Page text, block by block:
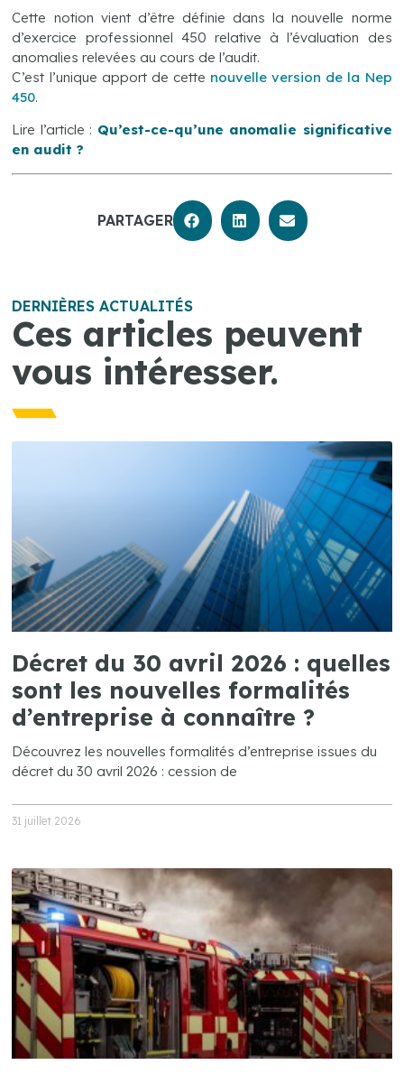
Cette notion vient d’être définie dans la nouvelle norme
d’exercice professionnel 450 relative à l’évaluation des
anomalies relevées au cours de l’audit.
C’est l’unique apport de cette nouvelle version de la Nep
450.
Lire l’article : Qu’est-ce-qu’une anomalie significative
en audit ?
PARTAGER
DERNIÈRES ACTUALITÉS
Ces articles peuvent
vous intéresser.
Décret du 30 avril 2026 : quelles
sont les nouvelles formalités
d’entreprise à connaître ?
Découvrez les nouvelles formalités d’entreprise issues du
décret du 30 avril 2026 : cession de
31 juillet 2026